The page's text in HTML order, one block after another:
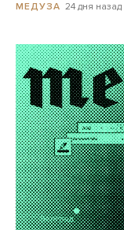
МЕДУЗА 24 дня назад